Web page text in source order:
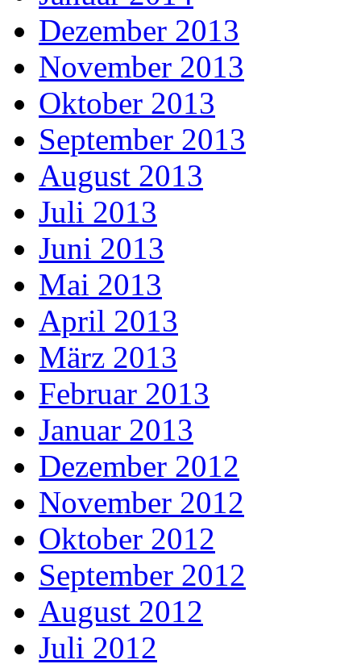
Dezember 2013
November 2013
Oktober 2013
September 2013
August 2013
Juli 2013
Juni 2013
Mai 2013
April 2013
März 2013
Februar 2013
Januar 2013
Dezember 2012
November 2012
Oktober 2012
September 2012
August 2012
Juli 2012